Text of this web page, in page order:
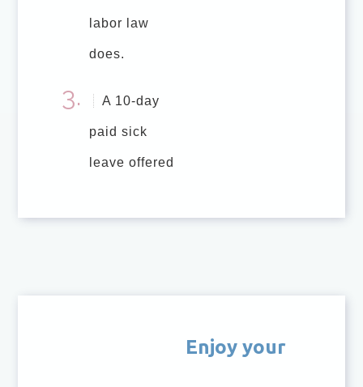
labor law
does.
A 10-day
paid sick
leave offered
Enjoy your